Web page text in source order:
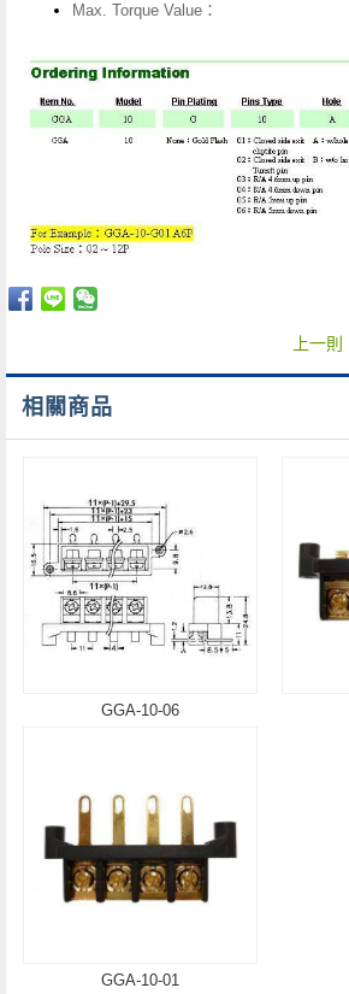
Max. Torque Value：
上一則
相關商品
GGA-10-06
GGA-10-01